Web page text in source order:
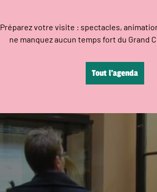
Préparez votre visite : spectacles,
ne manquez aucun temps fort du Grand
Tout l’agenda